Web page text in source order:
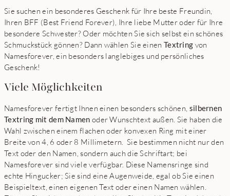
Sie suchen ein besonderes Geschenk für Ihre beste Freundin,
Ihren BFF (Best Friend Forever), Ihre liebe Mutter oder für Ihre
besondere Schwester? Oder möchten Sie sich selbst ein schönes
Schmuckstück gönnen? Dann wählen Sie einen Textring von
Namesforever, ein besonders langlebiges und persönliches
Geschenk!
Viele Möglichkeiten
Namesforever fertigt Ihnen einen besonders schönen, silbernen
Textring mit dem Namen oder Wunschtext außen. Sie haben die
Wahl zwischen einem flachen oder konvexen Ring mit einer
Breite von 4, 6 oder 8 Millimetern. Sie bestimmen nicht nur den
Text oder den Namen, sondern auch die Schriftart; bei
Namesforever sind viele verfügbar. Diese Namensringe sind
echte Hingucker; Sie sind eine Augenweide, egal ob Sie einen
Beispieltext, einen eigenen Text oder einen Namen wählen.